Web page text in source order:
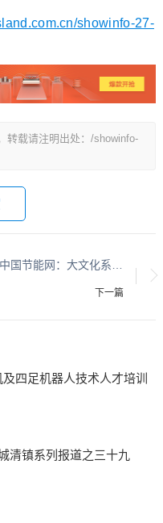
showinfo-27-
转载请注明出处：/showinfo-
下一篇
四足机器人技术人才培训
清镇系列报道之三十九